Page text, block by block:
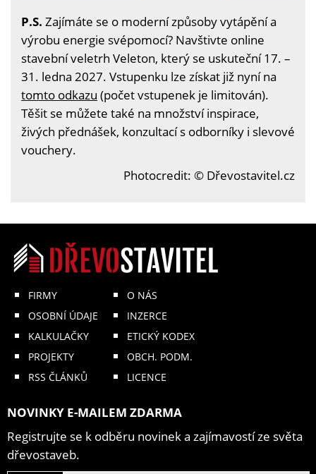
P.S. Zajímáte se o moderní způsoby vytápění a
výrobu energie svépomocí? Navštivte online
stavební veletrh Veleton, který se uskuteční 17. –
31. ledna 2027. Vstupenku lze získat již nyní na
tomto odkazu (počet vstupenek je limitován).
Těšit se můžete také na množství inspirace,
živých přednášek, konzultací s odborníky i slevové
vouchery.
Photocredit: © Dřevostavitel.cz
FIRMY
OSOBNÍ ÚDAJE
KALKULAČKY
PROJEKTY
RSS ČLÁNKŮ
O NÁS
INZERCE
ETICKÝ KODEX
OBCH. PODM.
LICENCE
NOVINKY E-MAILEM ZDARMA
Registrujte se k odběru novinek a zajímavostí ze světa
dřevostaveb.